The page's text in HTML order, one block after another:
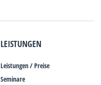
LEISTUNGEN
Leistungen / Preise
Seminare